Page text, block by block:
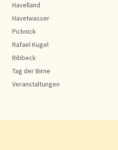
Havelland
Havelwasser
Picknick
Rafael Kugel
Ribbeck
Tag der Birne
Veranstaltungen